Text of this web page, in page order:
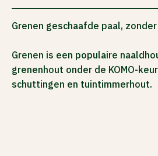
ACTIES
Grenen geschaafde paal,
Grenen is een populaire
grenenhout onder de KOMO-
schuttingen en tuintimmerhout.